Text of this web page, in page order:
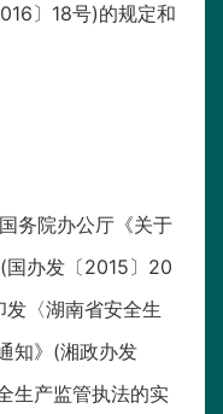
〕18号)的规定和
务院办公厅《关于
国办发〔2015〕20
〈湖南省安全生
知》(湘政办发
生产监管执法的实